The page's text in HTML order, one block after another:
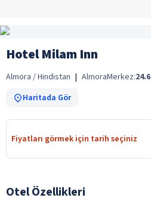
Hotel Milam Inn
Almora / Hindistan | AlmoraMerkez:24.6
Haritada Gör
Fiyatları görmek için tarih seçiniz
Otel Özellikleri